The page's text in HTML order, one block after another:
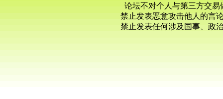
论坛不对个人与第三方交
禁止发表恶意攻击他人的言
禁止发表任何涉及国事、政